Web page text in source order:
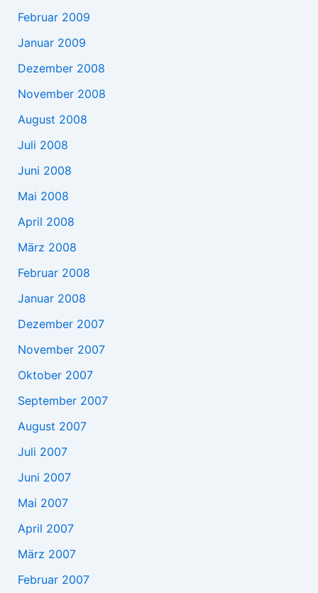
Februar 2009
Januar 2009
Dezember 2008
November 2008
August 2008
Juli 2008
Juni 2008
Mai 2008
April 2008
März 2008
Februar 2008
Januar 2008
Dezember 2007
November 2007
Oktober 2007
September 2007
August 2007
Juli 2007
Juni 2007
Mai 2007
April 2007
März 2007
Februar 2007